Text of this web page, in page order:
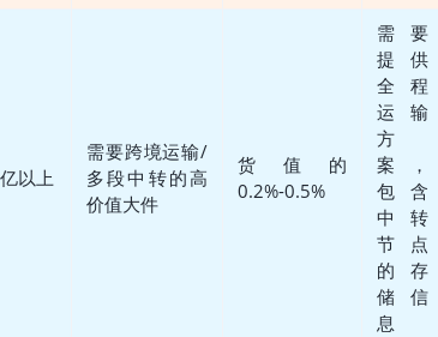
以上
需要跨境运输/
多段中转的高
价值大件
货值的
0.2%-0.5%
需要
提供
全程
运输
方
案，
包含
中转
节点
的存
储信
息